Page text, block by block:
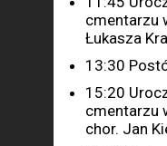
cmentarzu
Łukasza
13:30
15:20
cmentarzu
chor. Jan